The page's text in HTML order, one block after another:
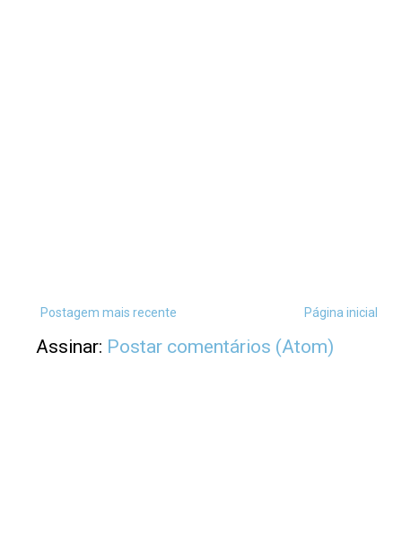
Postagem mais recente Página inicial
Assinar: Postar comentários (Atom)